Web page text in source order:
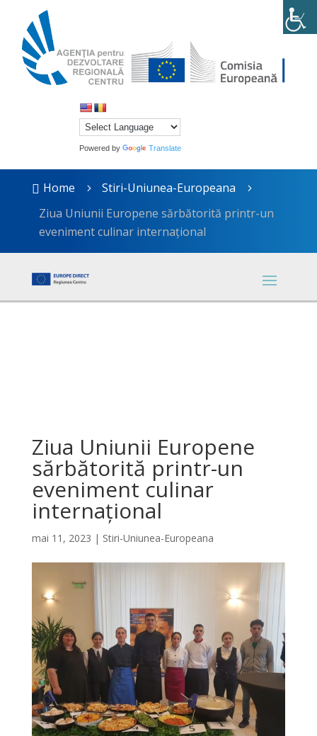
Powered by Translate
 Home 5 Stiri-Uniunea-Europeana 5
Ziua Uniunii Europene sărbătorită printr-un
eveniment culinar internațional
Ziua Uniunii Europene
sărbătorită printr-un
eveniment culinar
internațional
mai 11, 2023 | Stiri-Uniunea-Europeana